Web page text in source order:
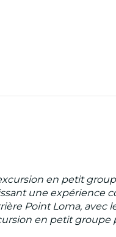
en petit
une expérience
Point Loma, avec
en petit groupe